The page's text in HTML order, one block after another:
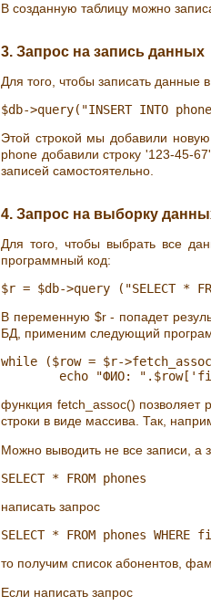
В созданную таблицу можно
3. Запрос на запись данных
Для того, чтобы записать
Этой строкой мы добавили
phone добавили строку '123-45-
записей самостоятельно.
4. Запрос на выборку
Для того, чтобы выбрать все
программный код:
В переменную $r - попадет
БД, применим следующий
while ($row = $r-
функция fetch_assoc() позволяет
строки в виде массива. Так,
Можно выводить не все записи, а
написать запрос
то получим список абонентов,
Если написать запрос